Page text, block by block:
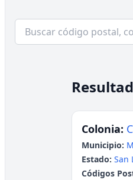
Colonia:
Municipio:
Estado: San
Códigos